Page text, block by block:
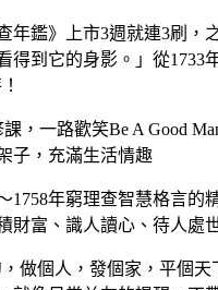
年鑑》上市3週就連3刷，
得到它的身影。」從
，一路歡笑Be A Good
子，充滿生活情趣
1758年窮理查智慧格言
財富、識人讀心、待人處
做個人，發個家，平個